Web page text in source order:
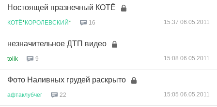
Ностоящей празнечный КОТЁ
КОТЁ*КОРОЛЕВСКИЙ* 16 15:37 06.05.2011
незначительное ДТП видео
tolik 9 15:08 06.05.2011
Фото Наливных грудей раскрыто
афтаклубчег 22 15:05 06.05.2011